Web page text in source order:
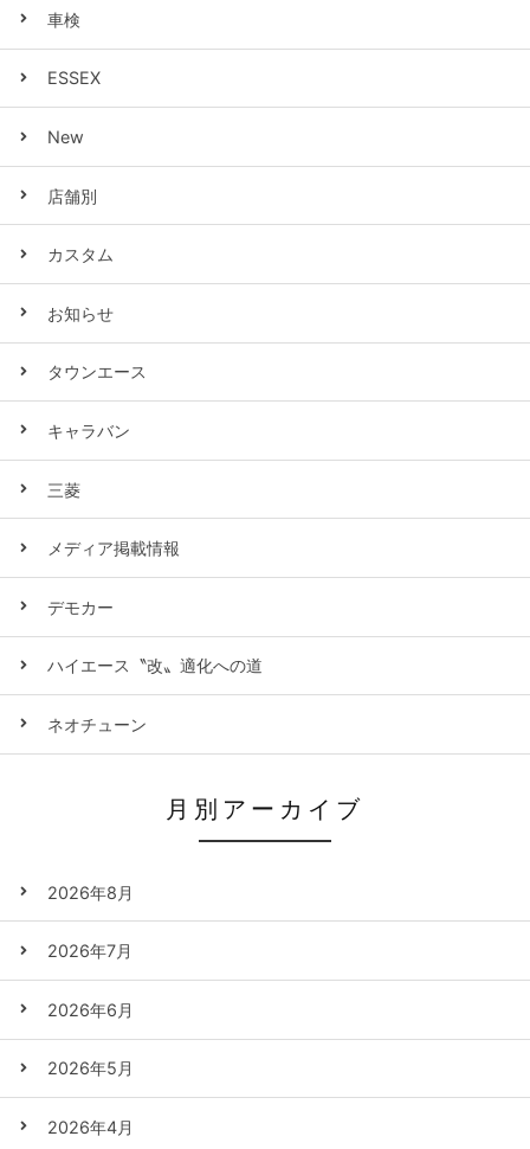
車検
ESSEX
New
店舗別
カスタム
お知らせ
タウンエース
キャラバン
三菱
メディア掲載情報
デモカー
ハイエース〝改〟適化への道
ネオチューン
月別アーカイブ
2026年8月
2026年7月
2026年6月
2026年5月
2026年4月